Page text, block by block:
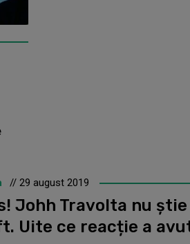
// 29 august 2019
Johh Travolta nu
Uite ce reacție a